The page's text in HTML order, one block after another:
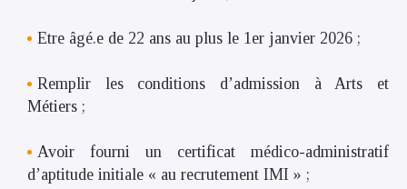
Etre âgé.e de 22 ans au plus le 1er janvier 2026 ;
Remplir les conditions d’admission à Arts et
Métiers ;
Avoir fourni un certificat médico-administratif
d’aptitude initiale « au recrutement IMI » ;